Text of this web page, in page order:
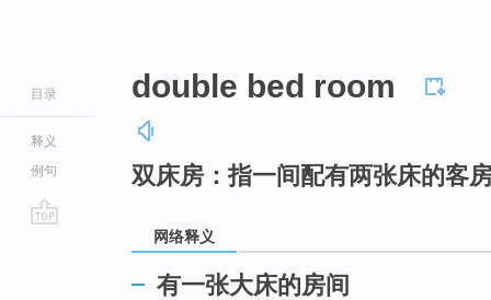
目录
释义
例句
double bed room
双床房：指一间配有两张床的客
网络释义
有一张大床的房间